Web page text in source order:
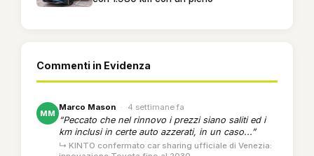
Commenti in Evidenza
MM
Marco Mason · 4 settimane fa
“Peccato che nel rinnovo i prezzi siano saliti ed i
km inclusi in certe auto azzerati, in un caso...”
↳ KINTO confermato car sharing ufficiale di Venezia: